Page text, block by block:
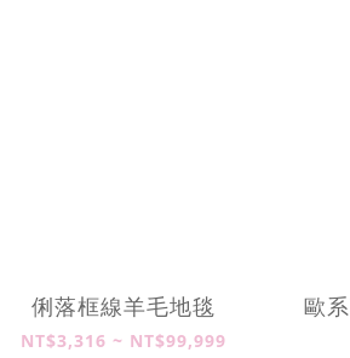
俐落框線羊毛地毯
NT$3,316 ~ NT$99,999
歐